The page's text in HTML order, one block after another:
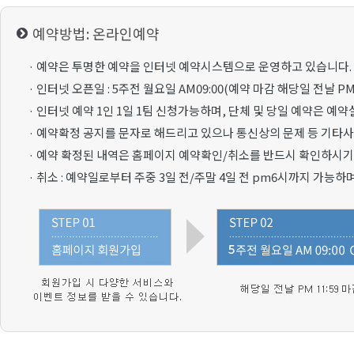
예약방법: 온라인예약
· 예약은 투명한 예약을 인터넷 예약시스템으로 운영하고 있습니다.
· 인터넷 오픈일 : 5주전 월요일 AM09:00(예약 마감 해당일 전날
· 인터넷 예약 1인 1일 1팀 신청가능하며, 단체 및 당일 예약은 예약
· 예약확정 공지를 문자로 해드리고 있으나 통신상의 문제 등 기
· 예약 확정된 내역은 홈페이지 예약확인/취소를 반드시 확인하시
· 취소 : 예약일로부터 주중 3일 전/주말 4일 전 pm6시까지 가능하